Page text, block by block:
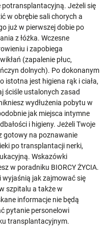
Jeżeli się
w obrębie sali chorych a
już w pierwszej dobie po
z łóżka. Wczesne
i zapobiega
(zapalenie płuc,
dolnych). Po dokonanym
istotna jest higiena rąk i ciała,
ściśle ustalonych zasad
wydłużenia pobytu w
jak miejsca intymne
i higieny. Jeżeli Twoje
gotowy na poznawanie
po transplantacji nerki,
Wskazówki
w poradniku BIORCY ŻYCIA.
wyjaśnią jak zajmować się
szpitalu a także w
informacje nie będą
pytanie personelowi
transplantacyjnym.